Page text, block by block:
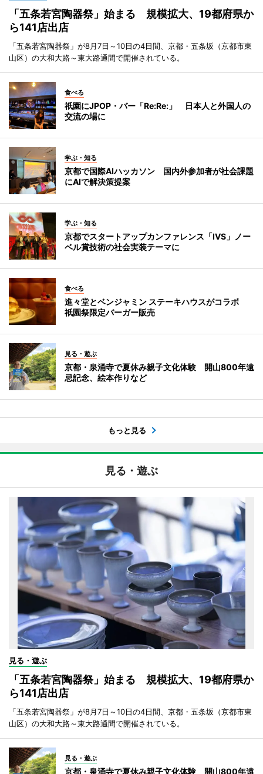
「五条若宮陶器祭」始まる 規模拡大、19都府県か
ら141店出店
「五条若宮陶器祭」が8月7日～10日の4日間、京都・五条坂（京都市東
山区）の大和大路～東大路通間で開催されている。
食べる
祇園にJPOP・バー「Re:Re:」 日本人と外国人の
交流の場に
学ぶ・知る
京都で国際AIハッカソン 国内外参加者が社会課題
にAIで解決策提案
学ぶ・知る
京都でスタートアップカンファレンス「IVS」ノー
ベル賞技術の社会実装テーマに
食べる
進々堂とベンジャミン ステーキハウスがコラボ
祇園祭限定バーガー販売
見る・遊ぶ
京都・泉涌寺で夏休み親子文化体験 開山800年遠
忌記念、絵本作りなど
もっと見る
見る・遊ぶ
見る・遊ぶ
「五条若宮陶器祭」始まる 規模拡大、19都府県か
ら141店出店
「五条若宮陶器祭」が8月7日～10日の4日間、京都・五条坂（京都市東
山区）の大和大路～東大路通間で開催されている。
見る・遊ぶ
京都・泉涌寺で夏休み親子文化体験 開山800年遠